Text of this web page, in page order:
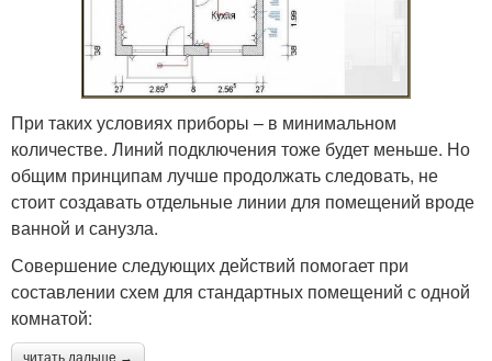
При таких условиях приборы – в минимальном
количестве. Линий подключения тоже будет меньше. Но
общим принципам лучше продолжать следовать, не
стоит создавать отдельные линии для помещений вроде
ванной и санузла.
Совершение следующих действий помогает при
составлении схем для стандартных помещений с одной
комнатой:
читать дальше →